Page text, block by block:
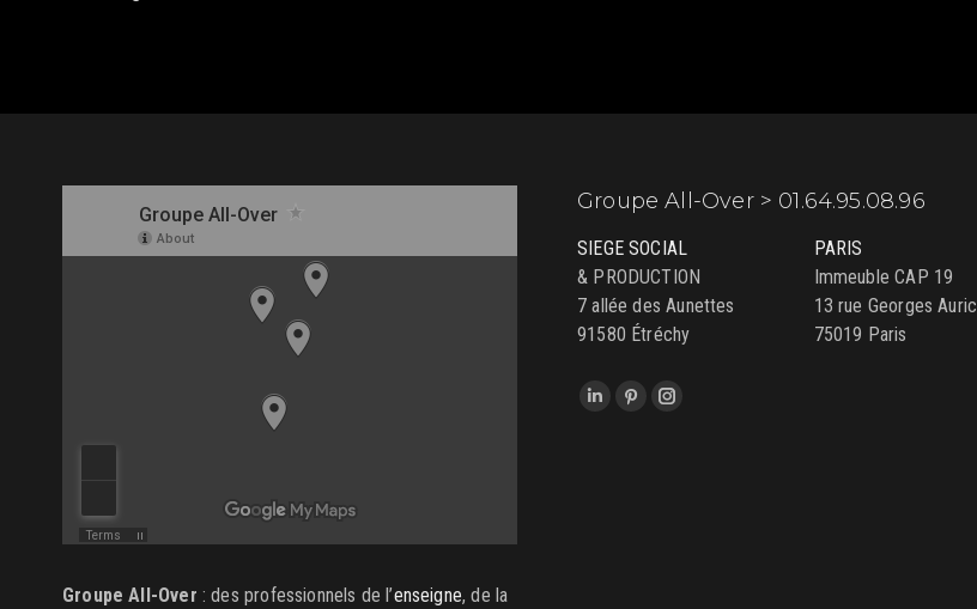
Groupe All-Over : des professionnels de l’enseigne, de la
Groupe All-Over > 01.64.95.08.96
SIEGE SOCIAL
& PRODUCTION
7 allée des Aunettes
91580 Étréchy
PARIS
Immeuble CAP 19
13 rue Georges Auric
75019 Paris
Trouvez nous sur :
LinkedInPinterestInstagram